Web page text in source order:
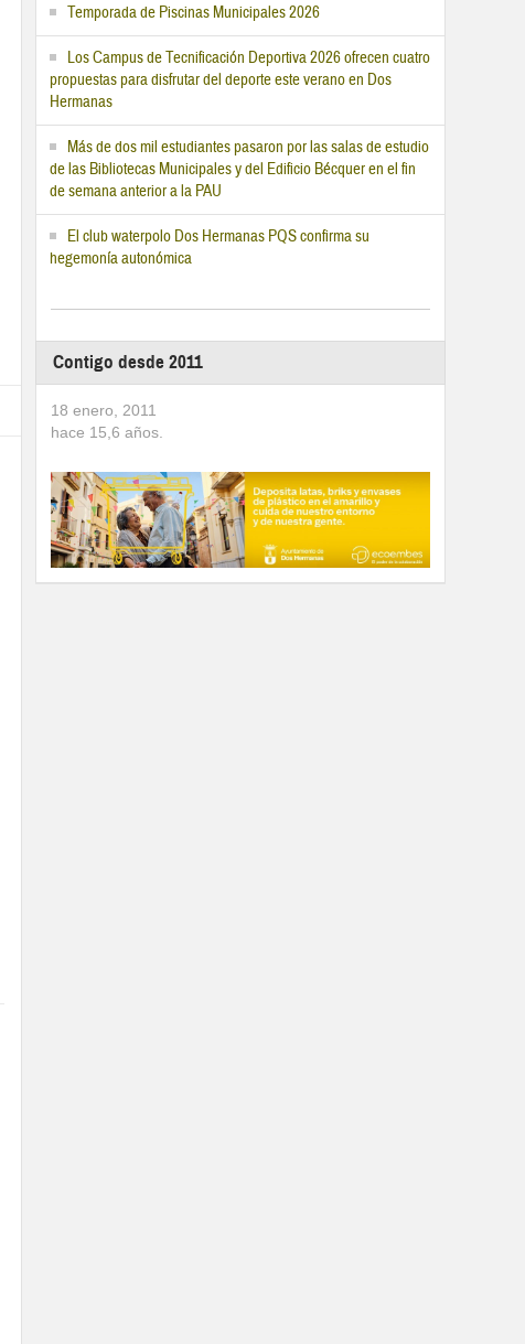
Temporada de Piscinas Municipales 2026
Los Campus de Tecnificación Deportiva 2026 ofrecen cuatro
propuestas para disfrutar del deporte este verano en Dos
Hermanas
Más de dos mil estudiantes pasaron por las salas de estudio
de las Bibliotecas Municipales y del Edificio Bécquer en el fin
de semana anterior a la PAU
El club waterpolo Dos Hermanas PQS confirma su
hegemonía autonómica
Contigo desde 2011
18 enero, 2011
hace 15,6 años.